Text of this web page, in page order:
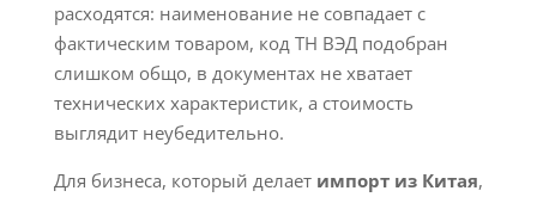
расходятся: наименование не совпадает с
фактическим товаром, код ТН ВЭД подобран
слишком общо, в документах не хватает
технических характеристик, а стоимость
выглядит неубедительно.
Для бизнеса, который делает импорт из Китая,